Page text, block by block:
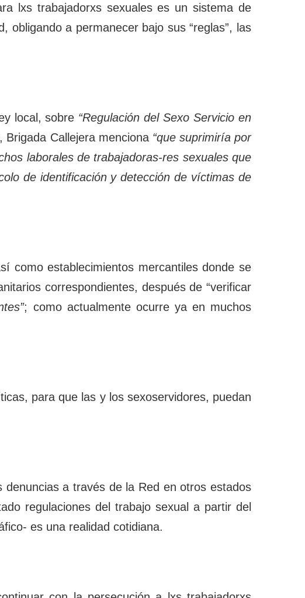
lxs trabajadorxs sexuales es un sistema de
obligando a permanecer bajo sus “reglas”, las
local, sobre “Regulación del Sexo Servicio en
Brigada Callejera menciona “que suprimiría por
laborales de trabajadoras-res sexuales que
de identificación y detección de víctimas de
como establecimientos mercantiles donde se
correspondientes, después de “verificar
; como actualmente ocurre ya en muchos
para que las y los sexoservidores, puedan
a través de la Red en otros estados
regulaciones del trabajo sexual a partir del
es una realidad cotidiana.